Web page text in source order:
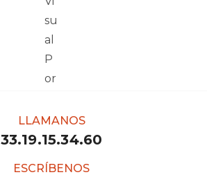
LLAMANOS
33.19.15.34.60
ESCRÍBENOS